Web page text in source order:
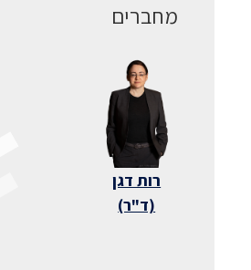
מחברים
רות דגן
(ד"ר)